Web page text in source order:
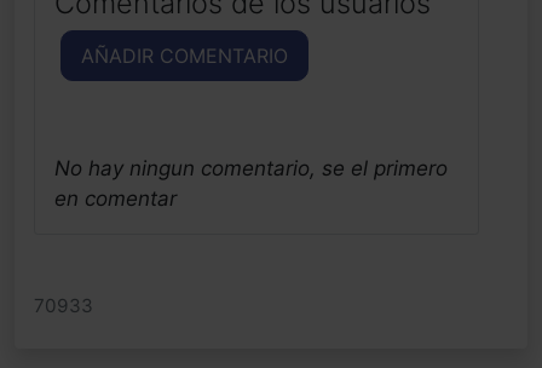
AÑADIR COMENTARIO
No hay ningun comentario, se el primero
en comentar
70933